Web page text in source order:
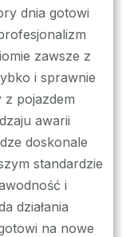
dnia gotowi
zawsze z
i sprawnie
pojazdem
awarii
doskonale
standardzie
i
działania
na nowe